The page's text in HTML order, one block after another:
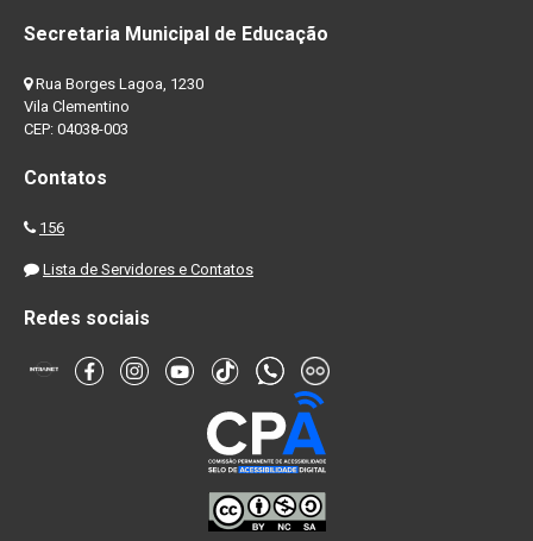
Secretaria Municipal de Educação
Rua Borges Lagoa, 1230
Vila Clementino
CEP: 04038-003
Contatos
156
Lista de Servidores e Contatos
Redes sociais